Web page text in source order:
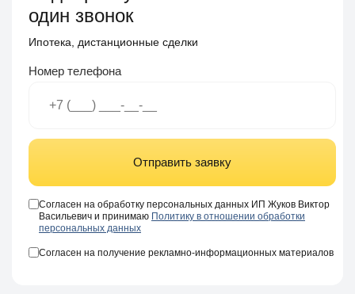
один звонок
Ипотека, дистанционные сделки
Номер телефона
Отправить заявку
Согласен на обработку персональных данных ИП Жуков Виктор
Васильевич и принимаю Политику в отношении обработки
персональных данных
Согласен на получение рекламно-информационных материалов